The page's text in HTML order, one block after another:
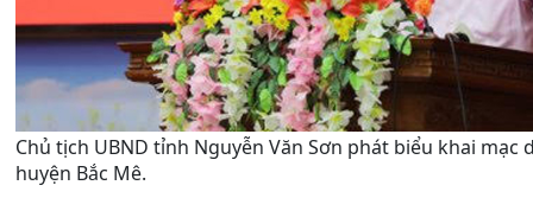
Chủ tịch UBND tỉnh Nguyễn Văn Sơn phát biểu khai mạc
huyện Bắc Mê.